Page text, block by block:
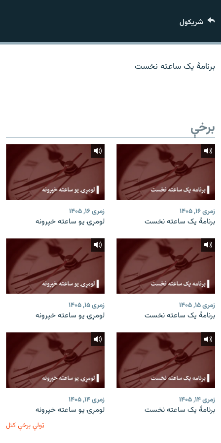
د ازادې اروپا/ ازادي راډيو ټولې پاڼې
شريکول
برنامۀ یک ساعته نخست
برخې
زمری ۱۶, ۱۴۰۵
برنامۀ یک ساعته نخست
زمری ۱۶, ۱۴۰۵
لومړۍ یو ساعته خپرونه
زمری ۱۵, ۱۴۰۵
برنامۀ یک ساعته نخست
زمری ۱۵, ۱۴۰۵
لومړۍ یو ساعته خپرونه
زمری ۱۴, ۱۴۰۵
برنامۀ یک ساعته نخست
زمری ۱۴, ۱۴۰۵
لومړۍ یو ساعته خپرونه
ټولې برخې کتل